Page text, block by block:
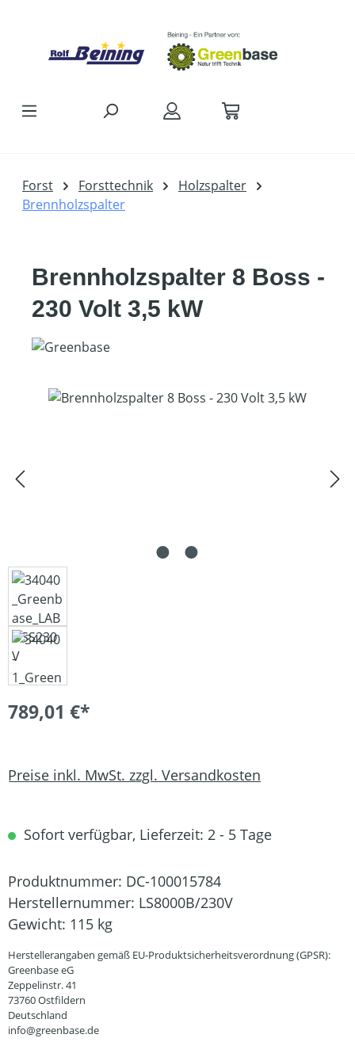
Forst Forsttechnik
Holzspalter
Brennholzspalter
Brennholzspalter 8 Boss -
230 Volt 3,5 kW
Bildergalerie überspringen
789,01 €*
Preise inkl. MwSt. zzgl. Versandkosten
Sofort verfügbar, Lieferzeit: 2 - 5 Tage
Produktnummer: DC-100015784
Herstellernummer: LS8000B/230V
Gewicht: 115 kg
Herstellerangaben gemäß EU-Produktsicherheitsverordnung (GPSR):
Greenbase eG
Zeppelinstr. 41
73760 Ostfildern
Deutschland
info@greenbase.de